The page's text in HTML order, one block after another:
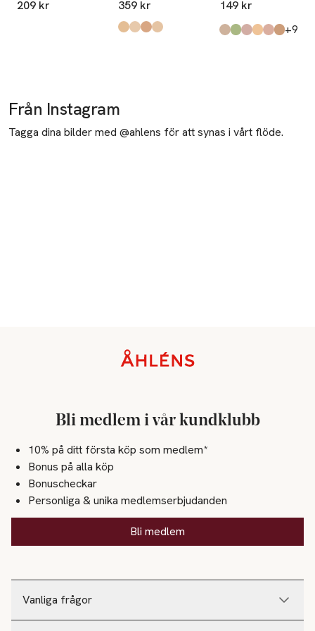
209 kr
359 kr
Produkten finns i färgerna:
Tan,
Porcelain
Natural,
Ivory,
149 kr
Produkten finns i
6 Yellow,
151 Green,
5 Pink,
7 Sand,
1 Light,
3 Fair, +9
Från Instagram
Tagga dina bilder med @ahlens för att synas i vårt flöde.
Vanliga frågor
Bli medlem i vår kundklubb
10% på ditt första köp som medlem*
Bonus på alla köp
Bonuscheckar
Personliga & unika medlemserbjudanden
Bli medlem